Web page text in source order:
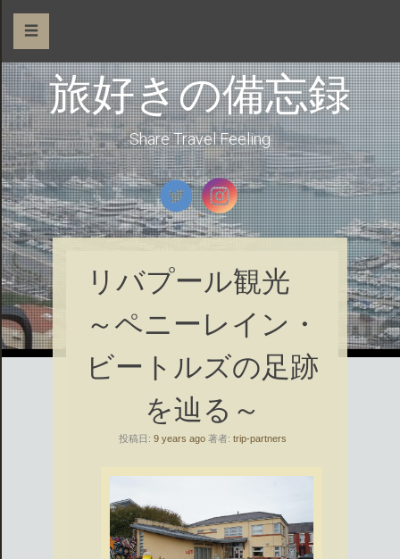
☰
旅好きの備忘録
Share Travel Feeling
リバプール観光
～ペニーレイン・
ビートルズの足跡
を辿る～
投稿日: 9 years ago 著者: trip-partners